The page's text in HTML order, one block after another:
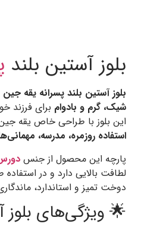
بلوز آستین بلند
بلوز آستین بلند پسرانه یقه جین
شیک، گرم و بادوام برای فرزند
این بلوز با طراحی خاص یقه
استفاده روزمره، مدرسه،
پارچه این محصول از جنس
لطافت بالایی دارد و در
دوخت تمیز و استاندارد،
🌟 ویژگی‌های بلوز